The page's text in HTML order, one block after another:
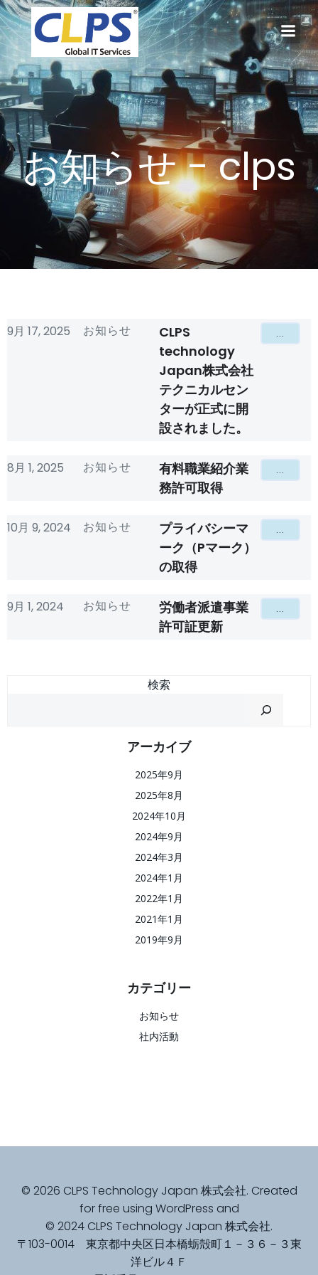
コ
ン
テ
ン
ツ
へ
ス
キ
ッ
プ
お知らせ -clps
9月 17, 2025 お知らせ
CLPS
technology
Japan株式会社
テクニカルセン
ターが正式に開
設されました。
...
8月 1, 2025 お知らせ
有料職業紹介業
務許可取得
...
10月 9, 2024 お知らせ
プライバシーマ
ーク（Pマーク）
の取得
...
9月 1, 2024 お知らせ
労働者派遣事業
許可証更新
...
検索
アーカイブ
2025年9月
2025年8月
2024年10月
2024年9月
2024年3月
2024年1月
2022年1月
2021年1月
2019年9月
カテゴリー
お知らせ
社内活動
© 2026 CLPS Technology Japan 株式会社. Created
for free using WordPress and
© 2024 CLPS Technology Japan 株式会社.
〒103-0014 東京都中央区日本橋蛎殻町１－３６－３東
洋ビル４Ｆ